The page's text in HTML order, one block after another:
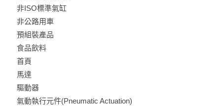
非ISO標準氣缸
非公路用車
預組裝產品
食品飲料
首頁
馬達
驅動器
氣動執行元件(Pneumatic Actuation)